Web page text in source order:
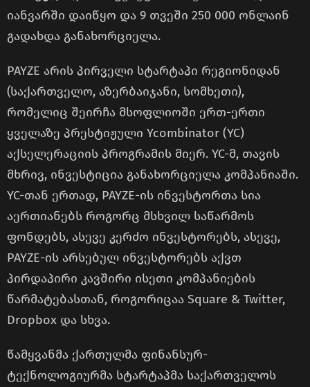
იანვარში დაიწყო და 9 თვეში 250 000 ონლაინ
გადახდა განახორციელა.
PAYZE არის პირველი სტარტაპი რეგიონიდან
(საქართველო, აზერბაიჯანი, სომხეთი),
რომელიც შეირჩა მსოფლიოში ერთ-ერთი
ყველაზე პრესტიჟული Ycombinator (YC)
აქსელერაციის პროგრამის მიერ. YC-მ, თავის
მხრივ, ინვესტიცია განახორციელა კომპანიაში.
YC-თან ერთად, PAYZE-ის ინვესტორთა სია
აერთიანებს როგორც მსხვილ საწარმოს
ფონდებს, ასევე კერძო ინვესტორებს, ასევე,
PAYZE-ის არსებულ ინვესტორებს აქვთ
პირდაპირი კავშირი ისეთი კომპანიების
წარმატებასთან, როგორიცაა Square & Twitter,
Dropbox და სხვა.
წამყვანმა ქართულმა ფინანსურ-
ტექნოლოგიურმა სტარტაპმა საქართველოს